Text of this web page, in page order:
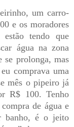
um carro-
e os moradores
tendo que
água na zona
se prolonga, mas
comprava uma
mês o pipeiro já
R$ 100. Tenho
de água e
banho, é o jeito